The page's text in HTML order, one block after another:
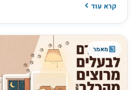
קרא עוד
מאמר